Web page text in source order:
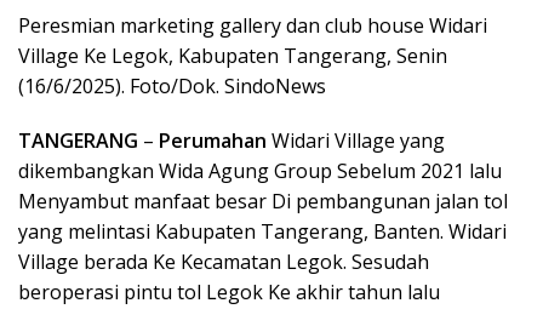
Peresmian marketing gallery dan club house Widari
Village Ke Legok, Kabupaten Tangerang, Senin
(16/6/2025). Foto/Dok. SindoNews
TANGERANG – Perumahan Widari Village yang
dikembangkan Wida Agung Group Sebelum 2021 lalu
Menyambut manfaat besar Di pembangunan jalan tol
yang melintasi Kabupaten Tangerang, Banten. Widari
Village berada Ke Kecamatan Legok. Sesudah
beroperasi pintu tol Legok Ke akhir tahun lalu